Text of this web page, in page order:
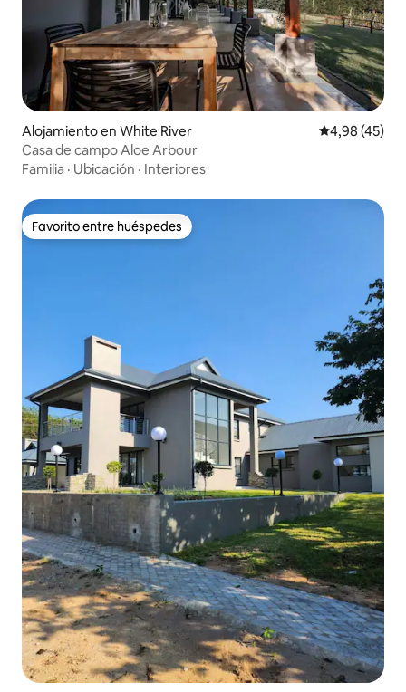
Alojamiento en White River Calificación
4,98 (45)
Casa de campo Aloe Arbour
Familia · Ubicación · Interiores
Favorito entre huéspedes
Favorito entre huéspedes